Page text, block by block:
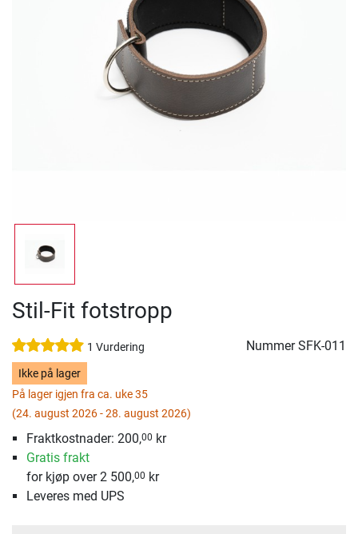
Stil-Fit fotstropp
1 Vurdering NummerSFK-011
Ikke på lager
På lager igjen fra ca. uke 35
(24. august 2026 - 28. august 2026)
Fraktkostnader: 200,00 kr
Gratis frakt
for kjøp over 2 500,00 kr
Leveres med UPS